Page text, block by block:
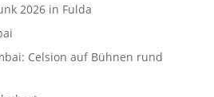
2026 in Fulda
Celsion auf Bühnen rund